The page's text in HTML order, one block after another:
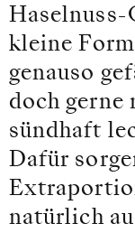
Haselnuss-
kleine
genauso
doch gerne
sündhaft
Dafür
natürlich